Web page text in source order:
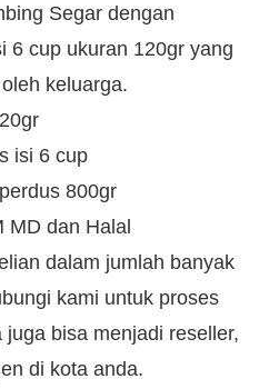
Rp28,000.
Segar dengan
6 cup ukuran 120gr yang
keluarga.
isi 6 cup
800gr
MD dan Halal
dalam jumlah banyak
kami untuk proses
juga bisa menjadi reseller,
di kota anda.